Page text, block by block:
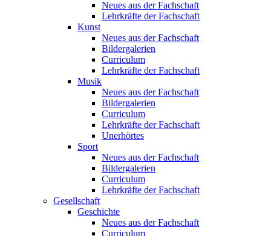
Neues aus der Fachschaft
Lehrkräfte der Fachschaft
Kunst
Neues aus der Fachschaft
Bildergalerien
Curriculum
Lehrkräfte der Fachschaft
Musik
Neues aus der Fachschaft
Bildergalerien
Curriculum
Lehrkräfte der Fachschaft
Unerhörtes
Sport
Neues aus der Fachschaft
Bildergalerien
Curriculum
Lehrkräfte der Fachschaft
Gesellschaft
Geschichte
Neues aus der Fachschaft
Curriculum